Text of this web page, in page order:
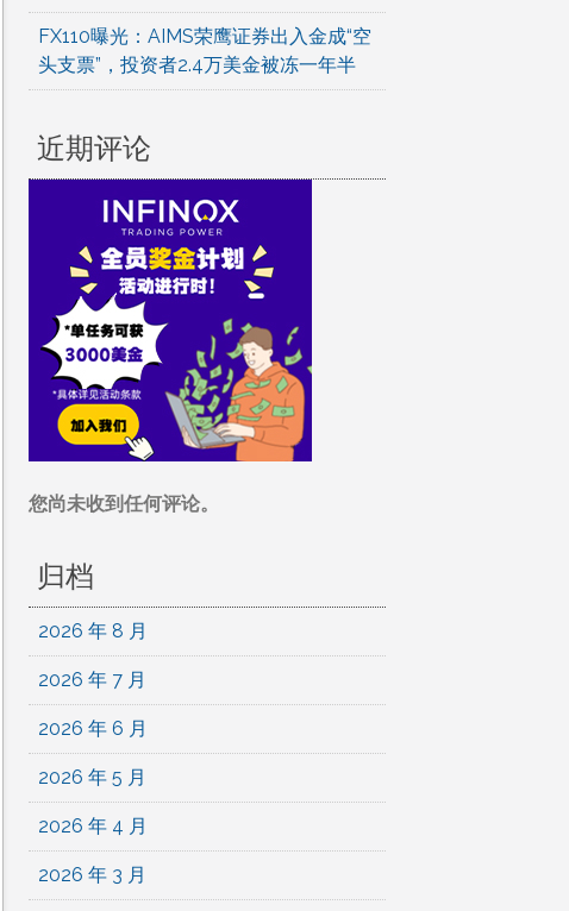
FX110曝光：AIMS荣鹰证券出入金成“空
头支票”，投资者2.4万美金被冻一年半
近期评论
您尚未收到任何评论。
归档
2026 年 8 月
2026 年 7 月
2026 年 6 月
2026 年 5 月
2026 年 4 月
2026 年 3 月